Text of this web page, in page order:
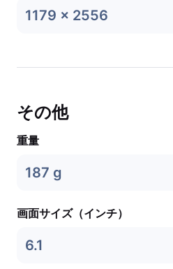
1179 x 2556
その他
重量
187 g
画面サイズ（インチ）
6.1